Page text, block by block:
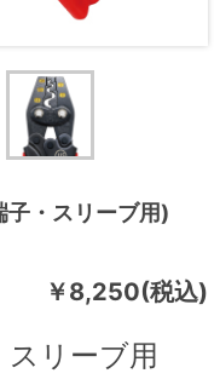
子・スリーブ用)
￥8,250(税込)
スリーブ用